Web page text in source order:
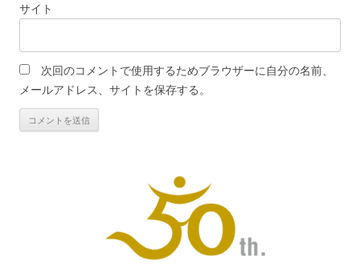
サイト
次回のコメントで使用するためブラウザーに自分の名前、
メールアドレス、サイトを保存する。